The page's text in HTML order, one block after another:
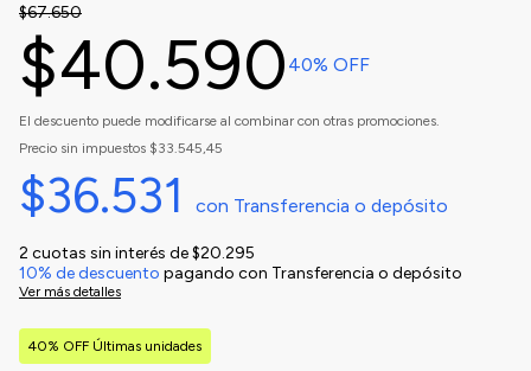
$67.650
$40.590 40% OFF
El descuento puede modificarse al combinar con otras promociones.
Precio sin impuestos $33.545,45
$36.531 con Transferencia o depósito
2 cuotas sin interés de$20.295
10% de descuento pagando con Transferencia o depósito
Ver más detalles
40% OFF Últimas unidades